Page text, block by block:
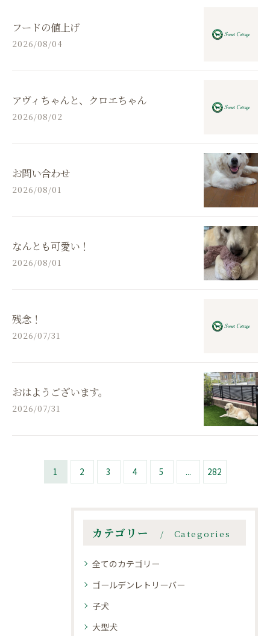
フードの値上げ
2026/08/04
アヴィちゃんと、クロエちゃん
2026/08/02
お問い合わせ
2026/08/01
なんとも可愛い！
2026/08/01
残念！
2026/07/31
おはようございます。
2026/07/31
1 2 3 4 5 ... 282
カテゴリー Categories
全てのカテゴリー
ゴールデンレトリーバー
子犬
大型犬